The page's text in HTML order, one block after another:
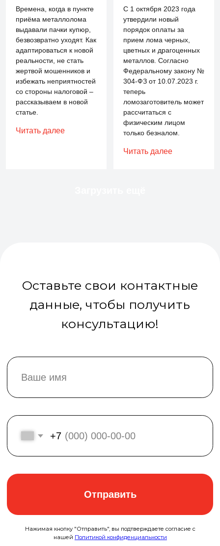
Времена, когда в пункте
приёма металлолома
выдавали пачки купюр,
безвозвратно уходят. Как
адаптироваться к новой
реальности, не стать
жертвой мошенников и
избежать неприятностей
со стороны налоговой –
рассказываем в новой
статье.
Читать далее
С 1 октября 2023 года
утвердили новый
порядок оплаты за
прием лома черных,
цветных и драгоценных
металлов. Согласно
Федеральному закону №
304-ФЗ от 10.07.2023 г.
теперь
ломозаготовитель может
рассчитаться с
физическим лицом
только безналом.
Читать далее